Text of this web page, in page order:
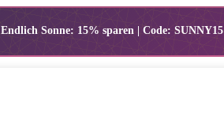
Endlich Sonne: 15% sparen | Code: SUNNY15